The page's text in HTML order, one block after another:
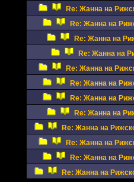
Re: Жанна на
Re: Жанна на
Re: Жанна на
Re: Жанна на
Re: Жанна на
Re: Жанна на
Re: Жанна на
Re: Жанна на
Re: Жанна на
Re: Жанна на
Re: Жанна на
Re: Жанна на